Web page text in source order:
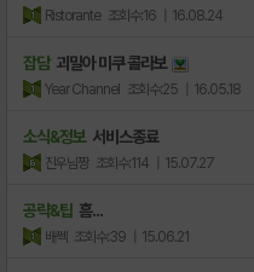
Ristorante 조회수:16 | 16.08.24
잡담 괴밀아 미쿠 콜라보
Year Channel 조회수:25 | 16.05.18
소식&정보 서비스종료
진우님짱 조회수:114 | 15.07.27
공략&팁 흠...
배쎅 조회수:39 | 15.06.21